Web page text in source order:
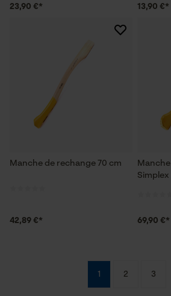
23,90 €* 13,90 €*
Manche de rechange 70 cm
42,89 €*
Simplex
69,90 €*
1 2 3
Vérifier linstallation